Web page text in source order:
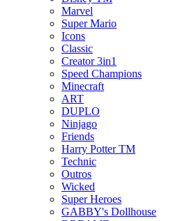
Marvel
Super Mario
Icons
Classic
Creator 3in1
Speed Champions
Minecraft
ART
DUPLO
Ninjago
Friends
Harry Potter TM
Technic
Outros
Wicked
Super Heroes
GABBY's Dollhouse